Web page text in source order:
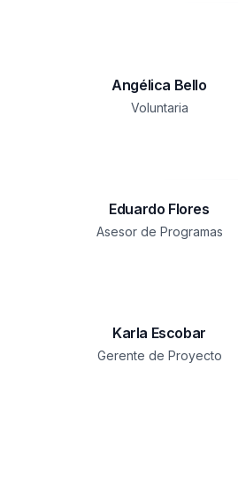
Angélica Bello
Voluntaria
Eduardo Flores
Asesor de Programas
Karla Escobar
Gerente de Proyecto